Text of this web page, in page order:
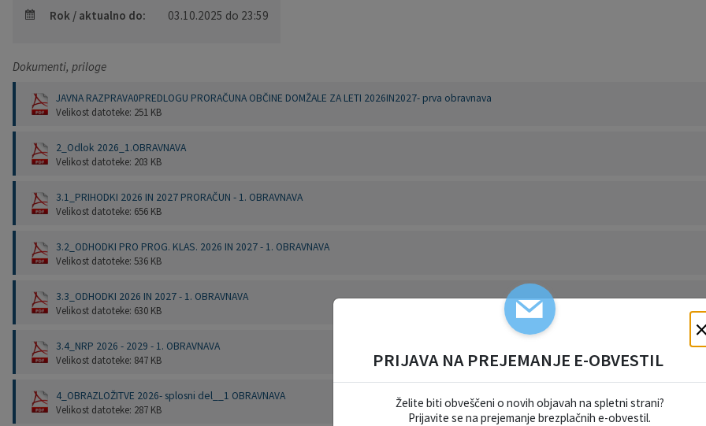
Rok / aktualno do:
03.10.2025 do 23:59
Dokumenti, priloge
JAVNA RAZPRAVA0PREDLOGU PRORAČUNA OBČINE DOMŽALE ZA LETI 2026IN2027- prva obravnava
Velikost datoteke: 251 KB
2_Odlok 2026_1.OBRAVNAVA
Velikost datoteke: 203 KB
3.1_PRIHODKI 2026 IN 2027 PRORAČUN - 1. OBRAVNAVA
Velikost datoteke: 656 KB
3.2_ODHODKI PRO PROG. KLAS. 2026 IN 2027 - 1. OBRAVNAVA
Velikost datoteke: 536 KB
3.3_ODHODKI 2026 IN 2027 - 1. OBRAVNAVA
Velikost datoteke: 630 KB
3.4_NRP 2026 - 2029 - 1. OBRAVNAVA
Velikost datoteke: 847 KB
4_OBRAZLOŽITVE 2026- splosni del__1 OBRAVNAVA
Velikost datoteke: 287 KB
Pobratene občine
Fotogalerija
Občina Moravče
Mestna občina Ljubljana
Občinska volilna komisija
Krajevne skupnosti
Državni organi
Svet za preventivo in vzgojo v cestnem prometu
Uradne ure
Mladi
Zaščita in reševanje
Zapuščene živali
Oskrba s plinom
Srednja šola Domžale
Urejanje javnih površin
Pomembni kontakti
Bilteni
Glasilo Slamnik
Občinski predpisi
Proračun Občine
E-obvestila Občine
Lokalne volitve
PRIJAVA NA PREJEMANJE E-OBVESTIL
Želite biti obveščeni o novih objavah na spletni strani?
Prijavite se na prejemanje brezplačnih e-obvestil.